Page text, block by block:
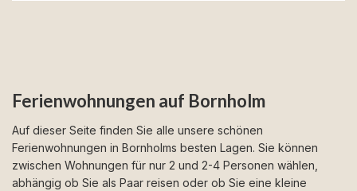
Ferienwohnungen auf Bornholm
Auf dieser Seite finden Sie alle unsere schönen
Ferienwohnungen in Bornholms besten Lagen. Sie können
zwischen Wohnungen für nur 2 und 2-4 Personen wählen,
abhängig ob Sie als Paar reisen oder ob Sie eine kleine